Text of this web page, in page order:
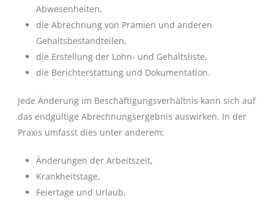
Abwesenheiten,
die Abrechnung von Prämien und anderen
Gehaltsbestandteilen,
die Erstellung der Lohn- und Gehaltsliste,
die Berichterstattung und Dokumentation.
Jede Änderung im Beschäftigungsverhältnis kann sich auf
das endgültige Abrechnungsergebnis auswirken. In der
Praxis umfasst dies unter anderem:
Änderungen der Arbeitszeit,
Krankheitstage,
Feiertage und Urlaub,